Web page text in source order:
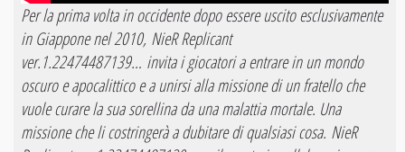
Per la prima volta in occidente dopo essere uscito esclusivamente
in Giappone nel 2010, NieR Replicant
ver.1.22474487139… invita i giocatori a entrare in un mondo
oscuro e apocalittico e a unirsi alla missione di un fratello che
vuole curare la sua sorellina da una malattia mortale. Una
missione che li costringerà a dubitare di qualsiasi cosa. NieR